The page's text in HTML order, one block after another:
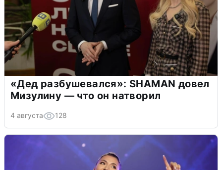
«Дед разбушевался»: SHAMAN довел
Мизулину — что он натворил
4 августа 128